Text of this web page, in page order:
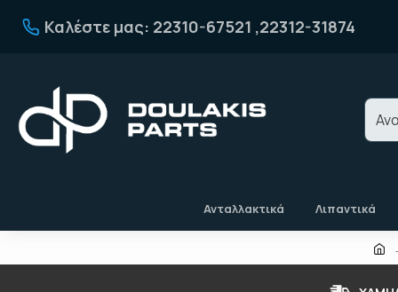
Καλέστε μας: 22310-67521 ,22312-31874
Ανταλλακτικά Λιπαντικά